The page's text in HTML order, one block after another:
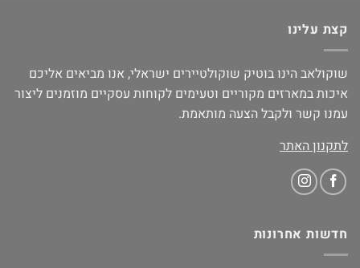
קצת עלינו
שוקולאב הינו בוטיק שוקולטיירים ישראלי, אנו מביאים אליכם
איכות במארזים מקוריים וטעימים לקוחות עסקיים מוזמנים ליצור
עמנו קשר ולקבל הצעה מותאמת.
לתקנון האתר
חדשות אחרונות